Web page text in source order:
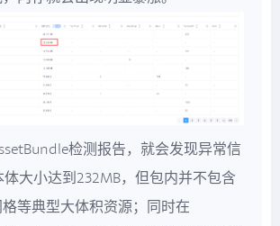
检测报告，就会发现异常信
大小达到232MB，但包内并不包含
等典型大体积资源；同时在